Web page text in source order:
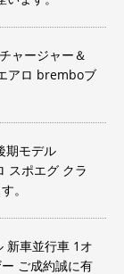
ャージャー＆
アロ bremboブ
期モデル
スポエグ クラ
。
新車並行車 1オ
ご成約誠に有